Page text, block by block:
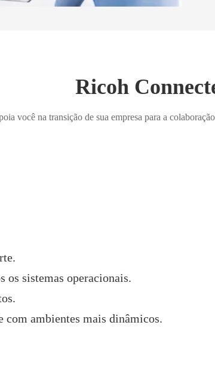
Ricoh
você na transição de sua empresa para a
os sistemas operacionais.
com ambientes mais dinâmicos.